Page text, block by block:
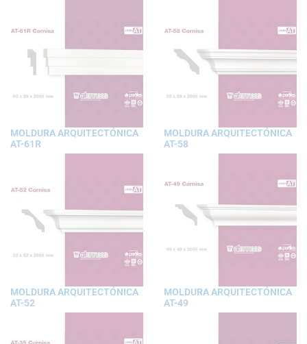
MOLDURA ARQUITECTÓNICA
AT-61R
MOLDURA ARQUITECTÓNICA
AT-58
MOLDURA ARQUITECTÓNICA
AT-52
MOLDURA ARQUITECTÓNICA
AT-49